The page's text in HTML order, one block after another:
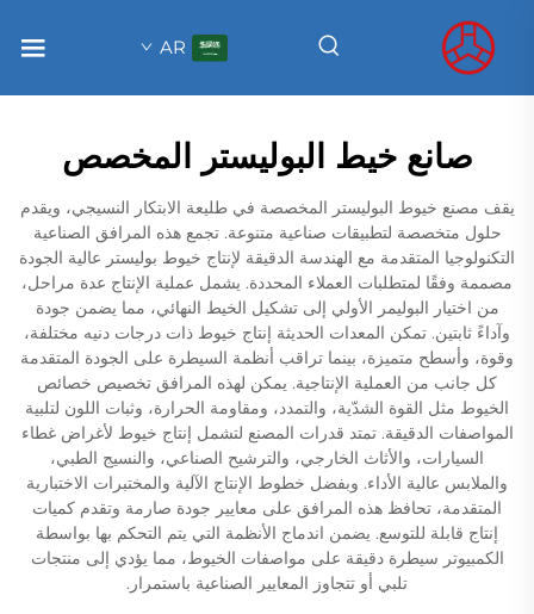
AR
صانع خيط البوليستر المخصص
يقف مصنع خيوط البوليستر المخصصة في طليعة الابتكار النسيجي، ويقدم
حلول متخصصة لتطبيقات صناعية متنوعة. تجمع هذه المرافق الصناعية
التكنولوجيا المتقدمة مع الهندسة الدقيقة لإنتاج خيوط بوليستر عالية الجودة
مصممة وفقًا لمتطلبات العملاء المحددة. يشمل عملية الإنتاج عدة مراحل،
من اختيار البوليمر الأولي إلى تشكيل الخيط النهائي، مما يضمن جودة
وآداءً ثابتين. تمكن المعدات الحديثة إنتاج خيوط ذات درجات دنيه مختلفة،
وقوة، وأسطح متميزة، بينما تراقب أنظمة السيطرة على الجودة المتقدمة
كل جانب من العملية الإنتاجية. يمكن لهذه المرافق تخصيص خصائص
الخيوط مثل القوة الشدّية، والتمدد، ومقاومة الحرارة، وثبات اللون لتلبية
المواصفات الدقيقة. تمتد قدرات المصنع لتشمل إنتاج خيوط لأغراض غطاء
السيارات، والأثاث الخارجي، والترشيح الصناعي، والنسيج الطبي،
والملابس عالية الأداء. وبفضل خطوط الإنتاج الآلية والمختبرات الاختبارية
المتقدمة، تحافظ هذه المرافق على معايير جودة صارمة وتقدم كميات
إنتاج قابلة للتوسع. يضمن اندماج الأنظمة التي يتم التحكم بها بواسطة
الكمبيوتر سيطرة دقيقة على مواصفات الخيوط، مما يؤدي إلى منتجات
تلبي أو تتجاوز المعايير الصناعية باستمرار.